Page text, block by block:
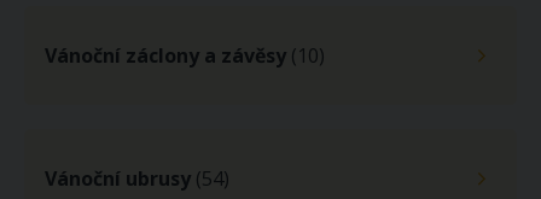
Vánoční záclony a závěsy (10)
Vánoční ubrusy (54)